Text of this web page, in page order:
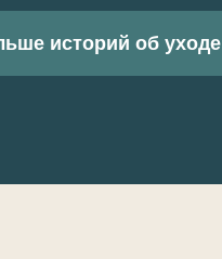
историй об уходе